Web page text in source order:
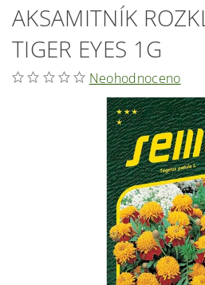
AKSAMITNÍK
TIGER EYES 1G
Neohodnoceno